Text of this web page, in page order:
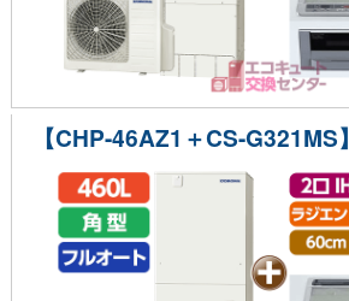
【CHP-46AZ1＋CS-G321MS】